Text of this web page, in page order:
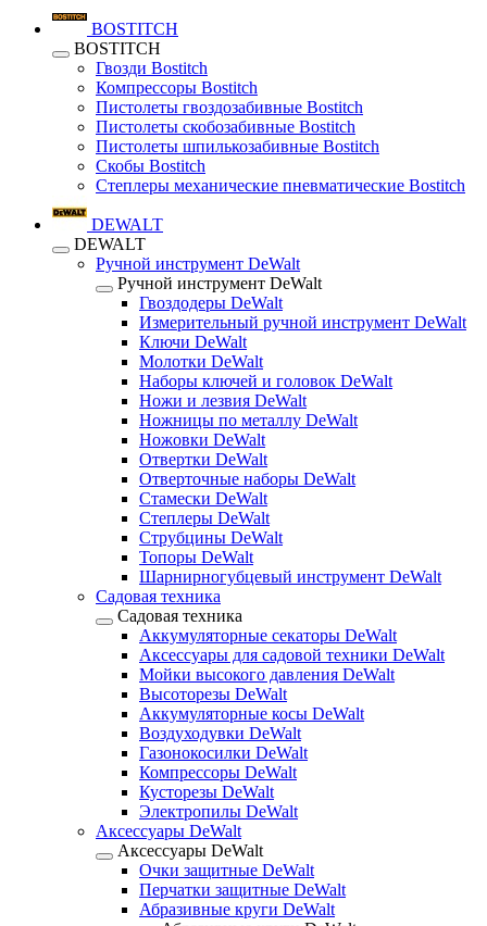
BOSTITCH
BOSTITCH
Гвозди Bostitch
Компрессоры Bostitch
Пистолеты гвоздозабивные Bostitch
Пистолеты скобозабивные Bostitch
Пистолеты шпилькозабивные Bostitch
Скобы Bostitch
Степлеры механические пневматические Bostitch
DEWALT
DEWALT
Ручной инструмент DeWalt
Ручной инструмент DeWalt
Гвоздодеры DeWalt
Измерительный ручной инструмент DeWalt
Ключи DeWalt
Молотки DeWalt
Наборы ключей и головок DeWalt
Ножи и лезвия DeWalt
Ножницы по металлу DeWalt
Ножовки DeWalt
Отвертки DeWalt
Отверточные наборы DeWalt
Стамески DeWalt
Степлеры DeWalt
Струбцины DeWalt
Топоры DeWalt
Шарнирногубцевый инструмент DeWalt
Садовая техника
Садовая техника
Аккумуляторные секаторы DeWalt
Аксессуары для садовой техники DeWalt
Мойки высокого давления DeWalt
Высоторезы DeWalt
Аккумуляторные косы DeWalt
Воздуходувки DeWalt
Газонокосилки DeWalt
Компрессоры DeWalt
Кусторезы DeWalt
Электропилы DeWalt
Аксессуары DeWalt
Аксессуары DeWalt
Очки защитные DeWalt
Перчатки защитные DeWalt
Абразивные круги DeWalt